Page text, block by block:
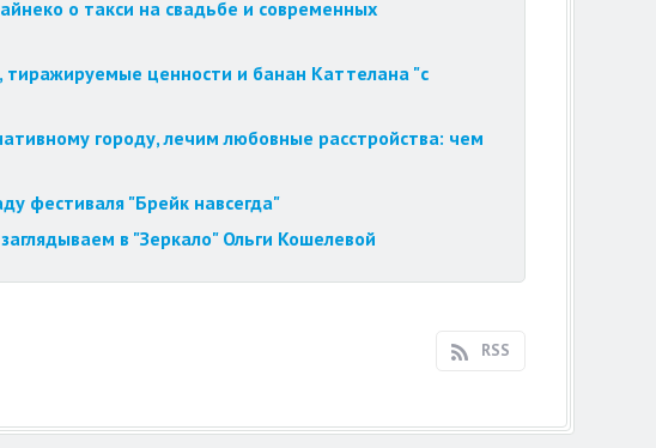
о такси на свадьбе и современных
ценности и банан Каттелана "с
городу, лечим любовные расстройства: чем
фестиваля "Брейк навсегда"
в "Зеркало" Ольги Кошелевой
RSS